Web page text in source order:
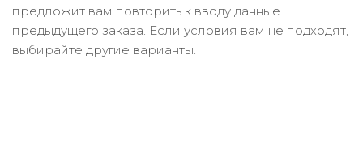
предложит вам повторить к вводу данные
предыдущего заказа. Если условия вам не подходят,
выбирайте другие варианты.